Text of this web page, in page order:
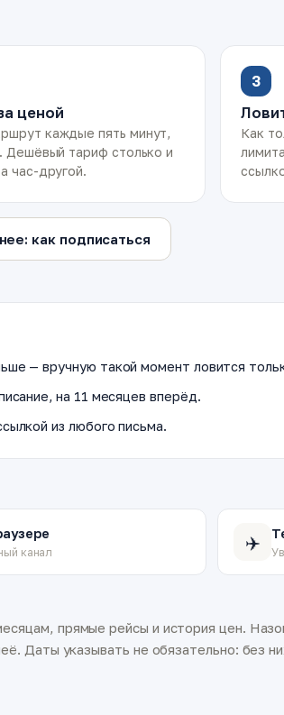
ценой
каждые пять минут,
Дешёвый тариф столько и
час-другой.
3
Как
как подписаться
— вручную такой момент ловится
на 11 месяцев вперёд.
из любого письма.
канал ✈️
прямые рейсы и история цен.
Даты указывать не обязательно: без